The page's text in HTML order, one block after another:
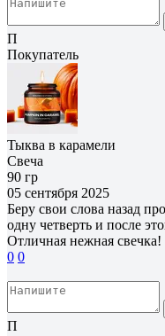
П
Покупатель
Тыква в карамели
Свеча
90 гр
05 сентября 2025
Беру свои слова назад
одну четверть и после
Отличная нежная свечка!
0 0
П